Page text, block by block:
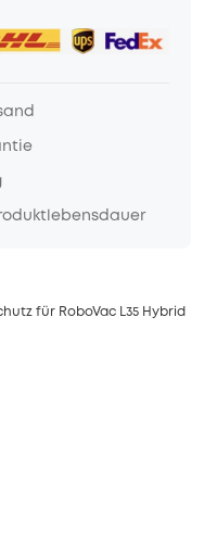
für RoboVac L35 Hybrid